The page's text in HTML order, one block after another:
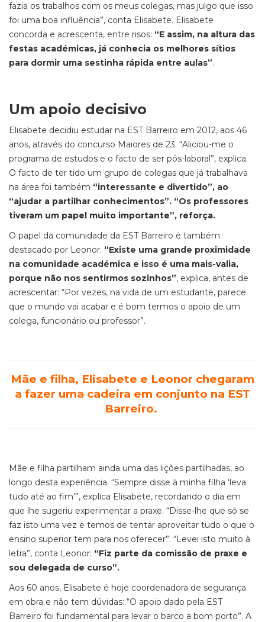
fazia os trabalhos com os meus colegas, mas julgo que isso
foi uma boa influência”, conta Elisabete. Elisabete
concorda e acrescenta, entre risos: “E assim, na altura das
festas académicas, já conhecia os melhores sítios
para dormir uma sestinha rápida entre aulas”.
Um apoio decisivo
Elisabete decidiu estudar na EST Barreiro em 2012, aos 46
anos, através do concurso Maiores de 23. “Aliciou-me o
programa de estudos e o facto de ser pós-laboral”, explica.
O facto de ter tido um grupo de colegas que já trabalhava
na área foi também “interessante e divertido”, ao
“ajudar a partilhar conhecimentos”. “Os professores
tiveram um papel muito importante”, reforça.
O papel da comunidade da EST Barreiro é também
destacado por Leonor. “Existe uma grande proximidade
na comunidade académica e isso é uma mais-valia,
porque não nos sentirmos sozinhos”, explica, antes de
acrescentar: “Por vezes, na vida de um estudante, parece
que o mundo vai acabar e é bom termos o apoio de um
colega, funcionário ou professor”.
Mãe e filha, Elisabete e Leonor chegaram
a fazer uma cadeira em conjunto na EST
Barreiro.
Mãe e filha partilham ainda uma das lições partilhadas, ao
longo desta experiência. “Sempre disse à minha filha ‘leva
tudo até ao fim’”, explica Elisabete, recordando o dia em
que lhe sugeriu experimentar a praxe. “Disse-lhe que só se
faz isto uma vez e temos de tentar aproveitar tudo o que o
ensino superior tem para nos oferecer”. “Levei isto muito à
letra”, conta Leonor: “Fiz parte da comissão de praxe e
sou delegada de curso”.
Aos 60 anos, Elisabete é hoje coordenadora de segurança
em obra e não tem dúvidas: “O apoio dado pela EST
Barreiro foi fundamental para levar o barco a bom porto”. A